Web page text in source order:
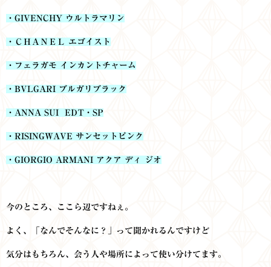
・GIVENCHY ウルトラマリン
・ＣＨＡＮＥＬ エゴイスト
・フェラガモ インカントチャーム
・BVLGARI ブルガリブラック
・ANNA SUI EDT・SP
・RISINGWAVE サンセットピンク
・GIORGIO ARMANI アクア ディ ジオ
今のところ、ここら辺ですねぇ。
よく、「なんでそんなに？」って聞かれるんですけど
気分はもちろん、会う人や場所によって使い分けてます。